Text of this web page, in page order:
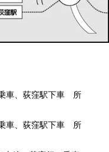
車、荻窪駅下車 所
車、荻窪駅下車 所